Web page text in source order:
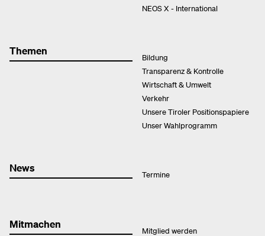
NEOS X - International
Themen
Bildung
Transparenz & Kontrolle
Wirtschaft & Umwelt
Verkehr
Unsere Tiroler Positionspapiere
Unser Wahlprogramm
News
Termine
Mitmachen
Mitglied werden